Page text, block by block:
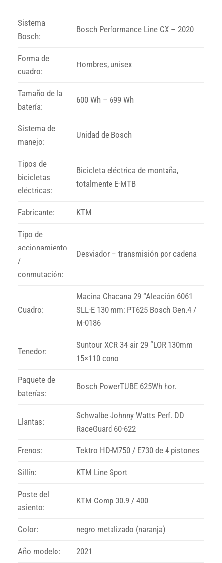
Sistema
Bosch:
Bosch Performance Line CX – 2020
Forma de
cuadro:
Hombres, unisex
Tamaño de la
batería:
600 Wh – 699 Wh
Sistema de
manejo:
Unidad de Bosch
Tipos de
bicicletas
eléctricas:
Bicicleta eléctrica de montaña,
totalmente E-MTB
Fabricante: KTM
Tipo de
accionamiento
/
conmutación:
Desviador – transmisión por cadena
Cuadro:
Macina Chacana 29 “Aleación 6061
SLL-E 130 mm; PT625 Bosch Gen.4 /
M-0186
Tenedor:
Suntour XCR 34 air 29 “LOR 130mm
15×110 cono
Paquete de
baterías:
Bosch PowerTUBE 625Wh hor.
Llantas:
Schwalbe Johnny Watts Perf. DD
RaceGuard 60-622
Frenos: Tektro HD-M750 / E730 de 4 pistones
Sillín: KTM Line Sport
Poste del
asiento:
KTM Comp 30.9 / 400
Color: negro metalizado (naranja)
Año modelo: 2021